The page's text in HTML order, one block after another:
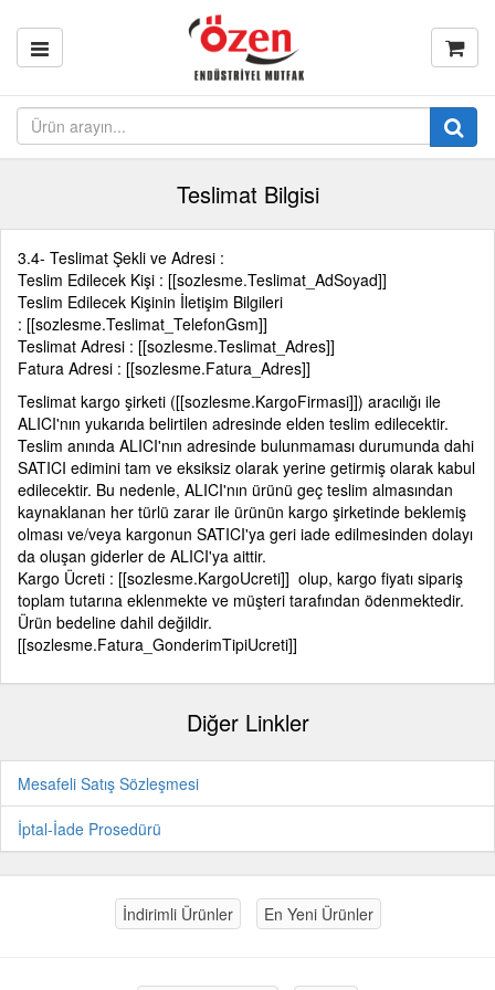
Teslimat Bilgisi
3.4- Teslimat Şekli ve Adresi :
Teslim Edilecek Kişi : [[sozlesme.Teslimat_AdSoyad]]
Teslim Edilecek Kişinin İletişim Bilgileri
: [[sozlesme.Teslimat_TelefonGsm]]
Teslimat Adresi : [[sozlesme.Teslimat_Adres]]
Fatura Adresi : [[sozlesme.Fatura_Adres]]
Teslimat kargo şirketi ([[sozlesme.KargoFirmasi]]) aracılığı ile
ALICI'nın yukarıda belirtilen adresinde elden teslim edilecektir.
Teslim anında ALICI'nın adresinde bulunmaması durumunda dahi
SATICI edimini tam ve eksiksiz olarak yerine getirmiş olarak kabul
edilecektir. Bu nedenle, ALICI'nın ürünü geç teslim almasından
kaynaklanan her türlü zarar ile ürünün kargo şirketinde beklemiş
olması ve/veya kargonun SATICI'ya geri iade edilmesinden dolayı
da oluşan giderler de ALICI'ya aittir.
Kargo Ücreti : [[sozlesme.KargoUcreti]] olup, kargo fiyatı sipariş
toplam tutarına eklenmekte ve müşteri tarafından ödenmektedir.
Ürün bedeline dahil değildir.
[[sozlesme.Fatura_GonderimTipiUcreti]]
Diğer Linkler
Mesafeli Satış Sözleşmesi
İptal-İade Prosedürü
İndirimli Ürünler En Yeni Ürünler